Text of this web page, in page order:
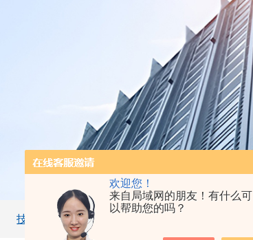
欢迎您！
来自局域网的朋友！有什么可
以帮助您的吗？
技术文章